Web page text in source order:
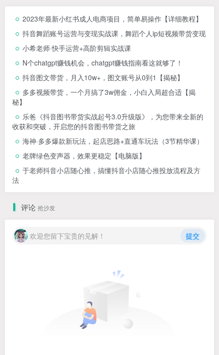
2023年最新小红书成人电商项目，简单易操作【详细教程】
抖音舞蹈账号运营与变现实战课，舞蹈个人ip短视频带货变现
小希老师·快手运营+高阶剪辑实战课
N个chatgpt赚钱机会，chatgpt赚钱指南看这就够了！
抖音图文带货，月入10w+，图文账号从0到1【揭秘】
多多视频带货，一个月搞了3w佣金，小白入局超合适【揭
秘】
乐爸《抖音图书带货实战起号3.0升级版》，为您带来全新的
收获和突破，开启您的抖音图书带货之旅
海神·多多爆款新玩法，​起店思路+直通车玩法（3节精华课）
老牌绿色变声器，效果更稳定【电脑版】
于老师抖音小店随心推，搞懂抖音小店随心推投放流程及方
法
评论 抢沙发
欢迎您留下宝贵的见解！ 提交